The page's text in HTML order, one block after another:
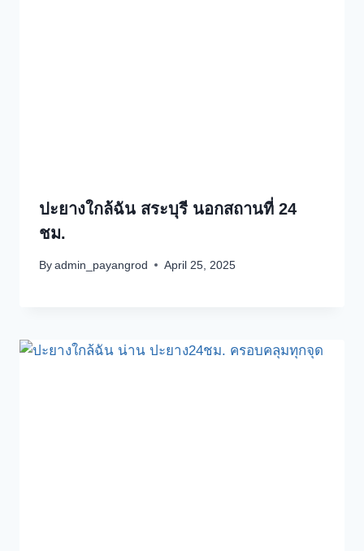
ปะยางใกล้ฉัน สระบุรี นอกสถานที่ 24
ชม.
By admin_payangrod April 25, 2025